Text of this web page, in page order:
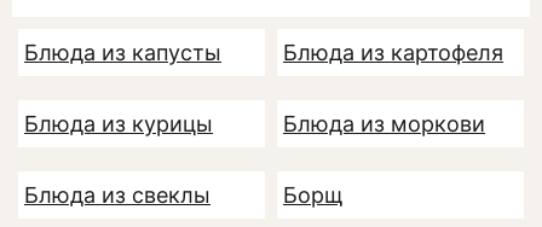
Блюда из капусты Блюда из картофеля
Блюда из курицы Блюда из моркови
Блюда из свеклы Борщ